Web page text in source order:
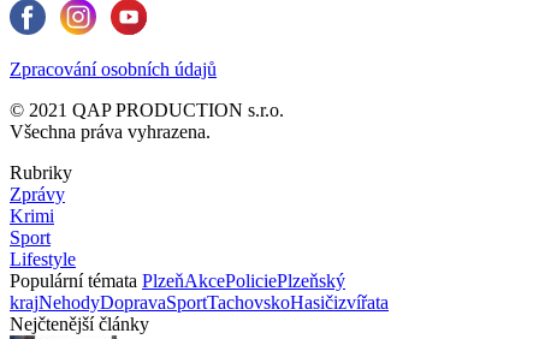
Zpracování osobních údajů
© 2021 QAP PRODUCTION s.r.o.
Všechna práva vyhrazena.
Rubriky
Zprávy
Krimi
Sport
Lifestyle
Populární témata PlzeňAkcePoliciePlzeňský
krajNehodyDopravaSportTachovskoHasičizvířata
Nejčtenější články